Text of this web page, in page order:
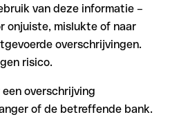
van deze informatie –
onjuiste, mislukte of naar
overschrijvingen.
risico.
overschrijving
of de betreffende bank.